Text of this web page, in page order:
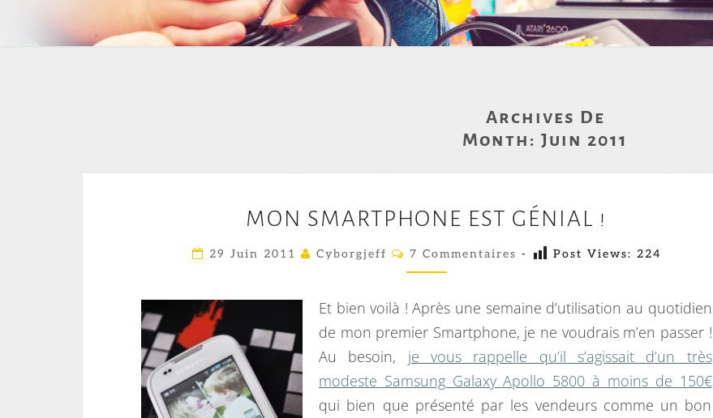
Archives De
Month: Juin 2011
O
N
S
M
T
P
MON SMARTPHONE EST GÉNIAL !
29 Juin 2011 Cyborgjeff
C
M
E
N
T
A
I
R
E
7 Commentaires - Post Views: 224
Et bien voilà ! Après une semaine d’utilisation au quotidien
de mon premier Smartphone, je ne voudrais m’en passer !
Au besoin, je vous rappelle qu’il s’agissait d’un très
modeste Samsung Galaxy Apollo 5800 à moins de 150€
qui bien que présenté par les vendeurs comme un bon